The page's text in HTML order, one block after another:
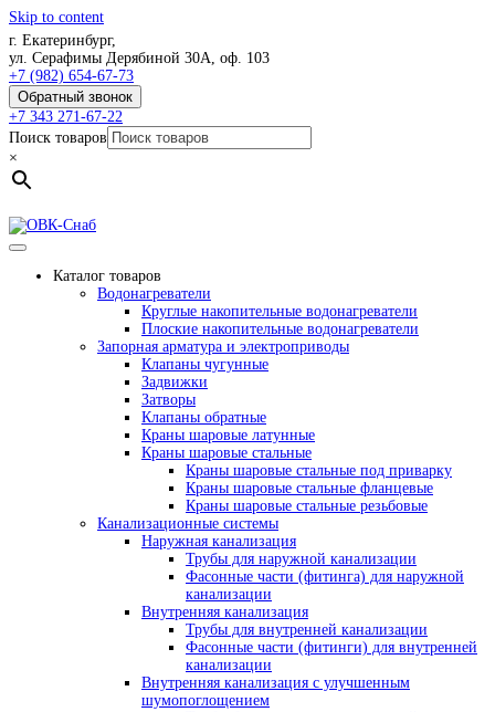
Skip to content
г. Екатеринбург,
ул. Серафимы Дерябиной 30А, оф. 103
+7 (982) 654-67-73
Обратный звонок
+7 343 271-67-22
Поиск товаров
×
Каталог товаров
Водонагреватели
Круглые накопительные водонагреватели
Плоские накопительные водонагреватели
Запорная арматура и электроприводы
Клапаны чугунные
Задвижки
Затворы
Клапаны обратные
Краны шаровые латунные
Краны шаровые стальные
Краны шаровые стальные под приварку
Краны шаровые стальные фланцевые
Краны шаровые стальные резьбовые
Канализационные системы
Наружная канализация
Трубы для наружной канализации
Фасонные части (фитинга) для наружной
канализации
Внутренняя канализация
Трубы для внутренней канализации
Фасонные части (фитинги) для внутренней
канализации
Внутренняя канализация с улучшенным
шумопоглощением